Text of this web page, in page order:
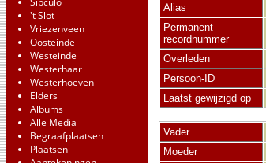
't Slot
Vriezenveen
Oosteinde
Westeinde
Westerhaar
Westerhoeven
Elders
Albums
Alle Media
Begraafplaatsen
Plaatsen
Alias
Permanent
recordnummer
Overleden
Persoon-ID
Laatst gewijzigd op
Vader
Moeder